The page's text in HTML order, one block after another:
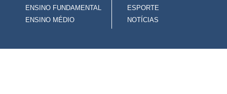
ENSINO FUNDAMENTAL
ENSINO MÉDIO
ESPORTE
NOTÍCIAS